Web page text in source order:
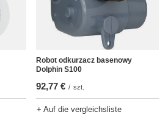
Robot odkurzacz basenowy
Dolphin S100
92,77 € / szt.
+ Auf die vergleichsliste